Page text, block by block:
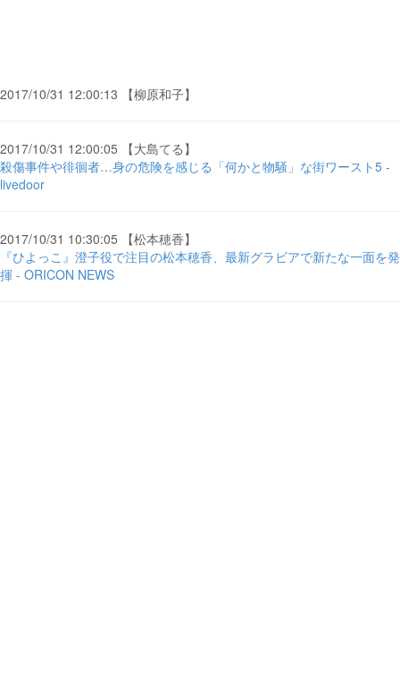
2017/10/31 12:00:13 【柳原和子】
2017/10/31 12:00:05 【大島てる】
殺傷事件や徘徊者…身の危険を感じる「何かと物騒」な街ワースト5 -
livedoor
2017/10/31 10:30:05 【松本穂香】
『ひよっこ』澄子役で注目の松本穂香、最新グラビアで新たな一面を発
揮 - ORICON NEWS